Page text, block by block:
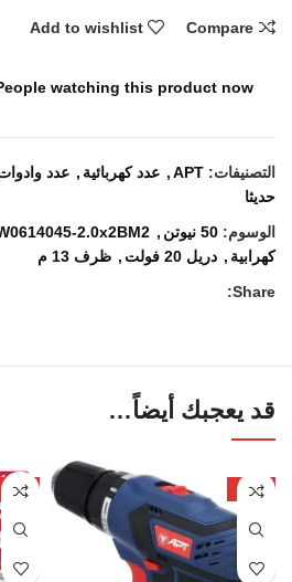
Compare
Add to wishlist
watching this product now!
التصنيفات: APT
, عدد كهربائية , عدد
حديثا
الوسوم: 50 نيوتن ,
2.0x2BM2
كهرابية , دريل 20 فولت , ظرف 13 م
Share:
قد يعجبك أيضاً…
-22%
-15%